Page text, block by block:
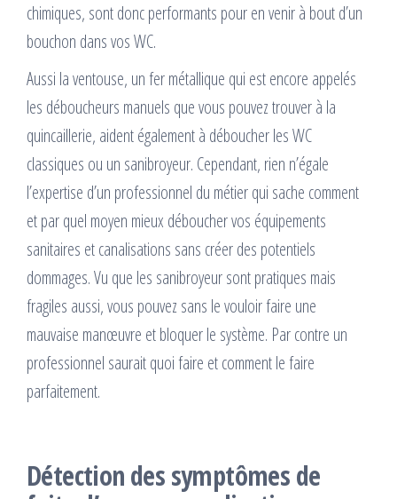
chimiques, sont donc performants pour en venir à bout d’un
bouchon dans vos WC.
Aussi la ventouse, un fer métallique qui est encore appelés
les déboucheurs manuels que vous pouvez trouver à la
quincaillerie, aident également à déboucher les WC
classiques ou un sanibroyeur. Cependant, rien n’égale
l’expertise d’un professionnel du métier qui sache comment
et par quel moyen mieux déboucher vos équipements
sanitaires et canalisations sans créer des potentiels
dommages. Vu que les sanibroyeur sont pratiques mais
fragiles aussi, vous pouvez sans le vouloir faire une
mauvaise manœuvre et bloquer le système. Par contre un
professionnel saurait quoi faire et comment le faire
parfaitement.
Détection des symptômes de